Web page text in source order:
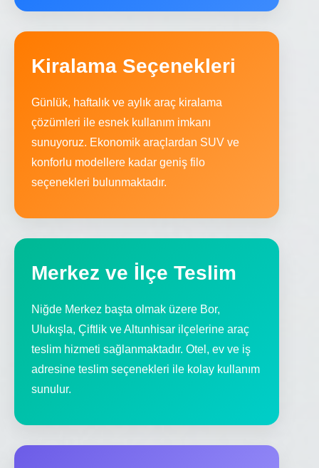
Kiralama Seçenekleri
Günlük, haftalık ve aylık araç kiralama
çözümleri ile esnek kullanım imkanı
sunuyoruz. Ekonomik araçlardan SUV ve
konforlu modellere kadar geniş filo
seçenekleri bulunmaktadır.
Merkez ve İlçe Teslim
Niğde Merkez başta olmak üzere Bor,
Ulukışla, Çiftlik ve Altunhisar ilçelerine araç
teslim hizmeti sağlanmaktadır. Otel, ev ve iş
adresine teslim seçenekleri ile kolay kullanım
sunulur.